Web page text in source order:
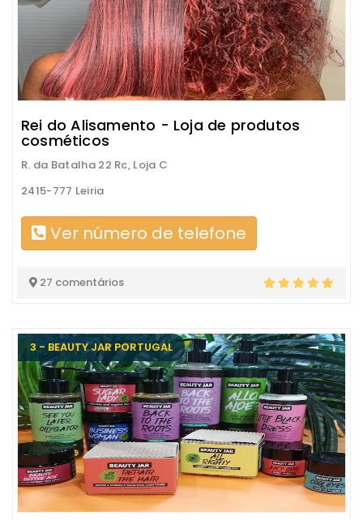
Rei do Alisamento - Loja de produtos
cosméticos
R. da Batalha 22 Rc, Loja C
2415-777 Leiria
Ver número de telefone
27 comentários
3 - BEAUTY JAR PORTUGAL